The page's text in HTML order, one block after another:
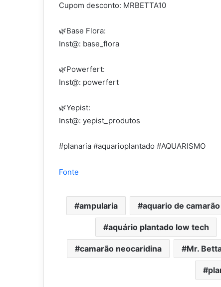
Cupom desconto: MRBETTA10
🌿Base Flora:
Inst@: base_flora
🌿Powerfert:
Inst@: powerfert
🌿Yepist:
Inst@: yepist_produtos
#planaria #aquarioplantado #AQUARISMO
Fonte
ampularia aquario de camarão
aquário plantado low tech
camarão neocaridina Mr.